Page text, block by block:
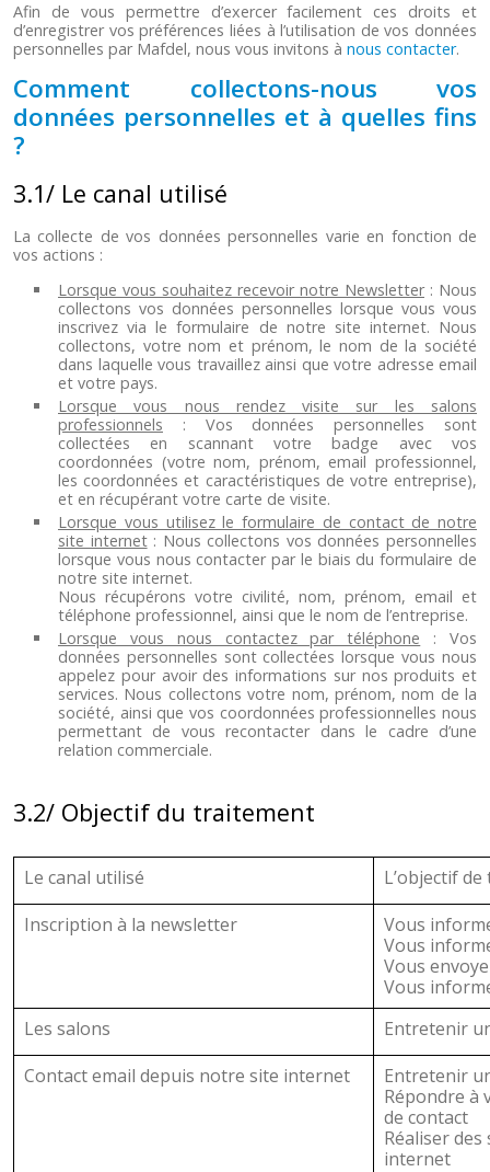
Afin de vous permettre d’exercer facilement ces droits et
d’enregistrer vos préférences liées à l’utilisation de vos données
personnelles par Mafdel, nous vous invitons à nous contacter.
Comment collectons-nous vos
données personnelles et à quelles fins
?
3.1/ Le canal utilisé
La collecte de vos données personnelles varie en fonction de
vos actions :
Lorsque vous souhaitez recevoir notre Newsletter: Nous
collectons vos données personnelles lorsque vous vous
inscrivez via le formulaire de notre site internet. Nous
collectons, votre nom et prénom, le nom de la société
dans laquelle vous travaillez ainsi que votre adresse email
et votre pays.
Lorsque vous nous rendez visite sur les salons
professionnels : Vos données personnelles sont
collectées en scannant votre badge avec vos
coordonnées (votre nom, prénom, email professionnel,
les coordonnées et caractéristiques de votre entreprise),
et en récupérant votre carte de visite.
Lorsque vous utilisez le formulaire de contact de notre
site internet: Nous collectons vos données personnelles
lorsque vous nous contacter par le biais du formulaire de
notre site internet.
Nous récupérons votre civilité, nom, prénom, email et
téléphone professionnel, ainsi que le nom de l’entreprise.
Lorsque vous nous contactez par téléphone : Vos
données personnelles sont collectées lorsque vous nous
appelez pour avoir des informations sur nos produits et
services. Nous collectons votre nom, prénom, nom de la
société, ainsi que vos coordonnées professionnelles nous
permettant de vous recontacter dans le cadre d’une
relation commerciale.
3.2/ Objectif du traitement
Le canal utilisé
L’objectif
Inscription à la newsletter
Vous
Vous
Vous
Vous
Les salons
Entretenir
Contact email depuis notre site internet
Entretenir
Répondre à
de contact
Réaliser
internet